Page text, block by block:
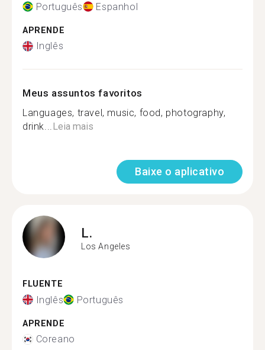
Português Espanhol
APRENDE
Inglês
Meus assuntos favoritos
Languages, travel, music, food, photography,
drink...Leia mais
Baixe o aplicativo
L.
Los Angeles
FLUENTE
Inglês Português
APRENDE
Coreano